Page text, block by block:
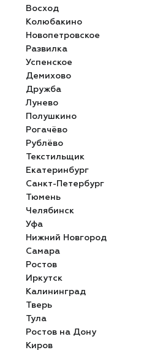
Восход
Колюбакино
Новопетровское
Развилка
Успенское
Демихово
Дружба
Лунево
Полушкино
Рогачёво
Рублёво
Текстильщик
Екатеринбург
Санкт-Петербург
Тюмень
Челябинск
Уфа
Нижний Новгород
Самара
Ростов
Иркутск
Калининград
Тверь
Тула
Ростов на Дону
Киров